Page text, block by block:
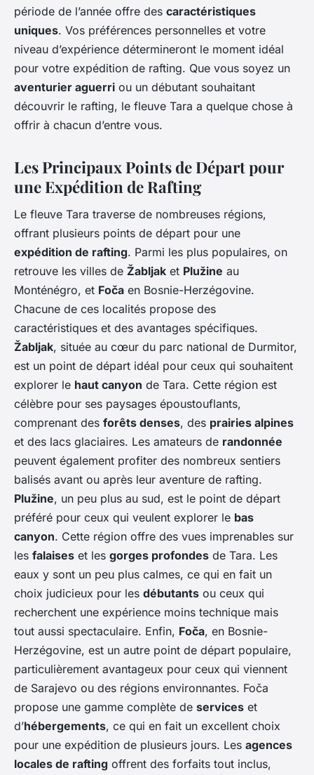
période de l’année offre des caractéristiques
uniques. Vos préférences personnelles et votre
niveau d’expérience détermineront le moment idéal
pour votre expédition de rafting. Que vous soyez un
aventurier aguerri ou un débutant souhaitant
découvrir le rafting, le fleuve Tara a quelque chose à
offrir à chacun d’entre vous.
Les Principaux Points de Départ pour
une Expédition de Rafting
Le fleuve Tara traverse de nombreuses régions,
offrant plusieurs points de départ pour une
expédition de rafting. Parmi les plus populaires, on
retrouve les villes de Žabljak et Plužine au
Monténégro, et Foča en Bosnie-Herzégovine.
Chacune de ces localités propose des
caractéristiques et des avantages spécifiques.
Žabljak, située au cœur du parc national de Durmitor,
est un point de départ idéal pour ceux qui souhaitent
explorer le haut canyon de Tara. Cette région est
célèbre pour ses paysages époustouflants,
comprenant des forêts denses, des prairies alpines
et des lacs glaciaires. Les amateurs de randonnée
peuvent également profiter des nombreux sentiers
balisés avant ou après leur aventure de rafting.
Plužine, un peu plus au sud, est le point de départ
préféré pour ceux qui veulent explorer le bas
canyon. Cette région offre des vues imprenables sur
les falaises et les gorges profondes de Tara. Les
eaux y sont un peu plus calmes, ce qui en fait un
choix judicieux pour les débutants ou ceux qui
recherchent une expérience moins technique mais
tout aussi spectaculaire. Enfin, Foča, en Bosnie-
Herzégovine, est un autre point de départ populaire,
particulièrement avantageux pour ceux qui viennent
de Sarajevo ou des régions environnantes. Foča
propose une gamme complète de services et
d’hébergements, ce qui en fait un excellent choix
pour une expédition de plusieurs jours. Les agences
locales de rafting offrent des forfaits tout inclus,